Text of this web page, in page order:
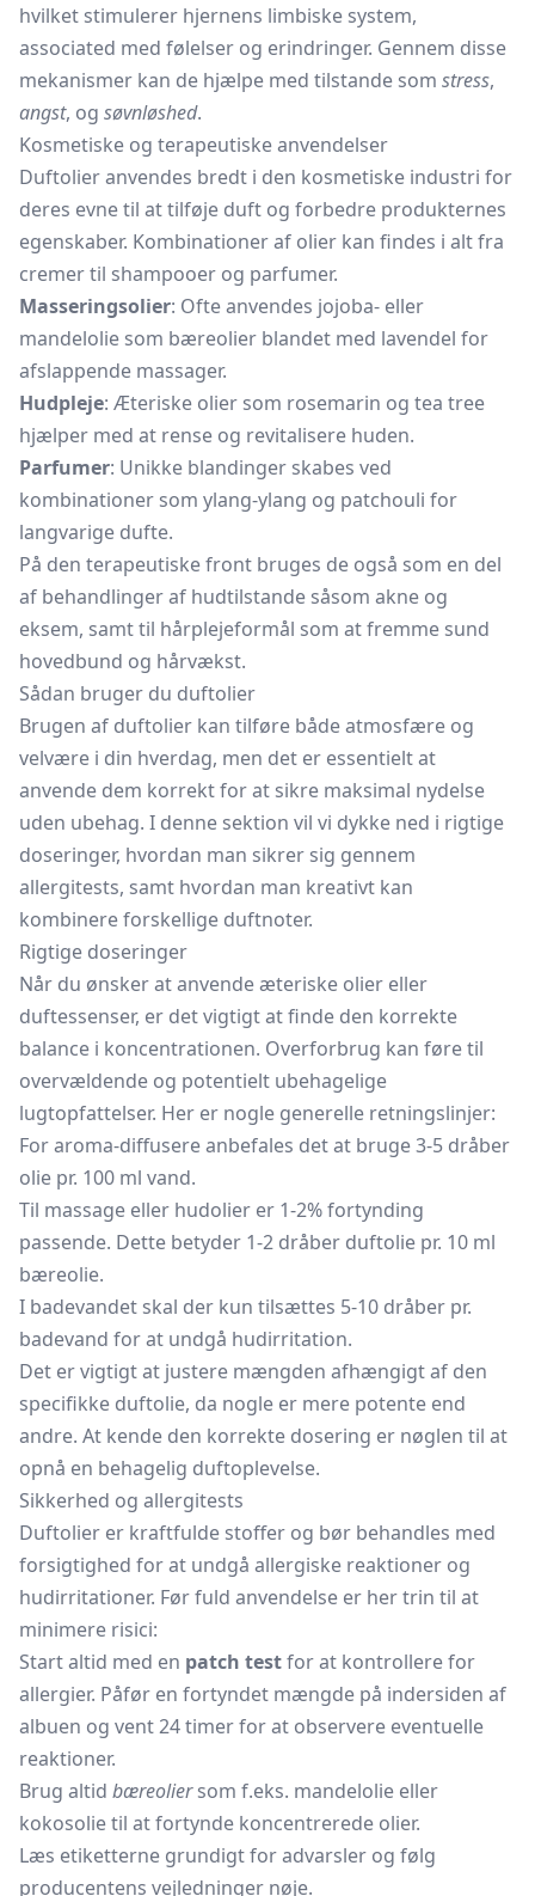
hvilket stimulerer hjernens limbiske system,
associated med følelser og erindringer. Gennem disse
mekanismer kan de hjælpe med tilstande som stress,
angst, og søvnløshed.
Kosmetiske og terapeutiske anvendelser
Duftolier anvendes bredt i den kosmetiske industri for
deres evne til at tilføje duft og forbedre produkternes
egenskaber. Kombinationer af olier kan findes i alt fra
cremer til shampooer og parfumer.
Masseringsolier: Ofte anvendes jojoba- eller
mandelolie som bæreolier blandet med lavendel for
afslappende massager.
Hudpleje: Æteriske olier som rosemarin og tea tree
hjælper med at rense og revitalisere huden.
Parfumer: Unikke blandinger skabes ved
kombinationer som ylang-ylang og patchouli for
langvarige dufte.
På den terapeutiske front bruges de også som en del
af behandlinger af hudtilstande såsom akne og
eksem, samt til hårplejeformål som at fremme sund
hovedbund og hårvækst.
Sådan bruger du duftolier
Brugen af duftolier kan tilføre både atmosfære og
velvære i din hverdag, men det er essentielt at
anvende dem korrekt for at sikre maksimal nydelse
uden ubehag. I denne sektion vil vi dykke ned i rigtige
doseringer, hvordan man sikrer sig gennem
allergitests, samt hvordan man kreativt kan
kombinere forskellige duftnoter.
Rigtige doseringer
Når du ønsker at anvende æteriske olier eller
duftessenser, er det vigtigt at finde den korrekte
balance i koncentrationen. Overforbrug kan føre til
overvældende og potentielt ubehagelige
lugtopfattelser. Her er nogle generelle retningslinjer:
For aroma-diffusere anbefales det at bruge 3-5 dråber
olie pr. 100 ml vand.
Til massage eller hudolier er 1-2% fortynding
passende. Dette betyder 1-2 dråber duftolie pr. 10 ml
bæreolie.
I badevandet skal der kun tilsættes 5-10 dråber pr.
badevand for at undgå hudirritation.
Det er vigtigt at justere mængden afhængigt af den
specifikke duftolie, da nogle er mere potente end
andre. At kende den korrekte dosering er nøglen til at
opnå en behagelig duftoplevelse.
Sikkerhed og allergitests
Duftolier er kraftfulde stoffer og bør behandles med
forsigtighed for at undgå allergiske reaktioner og
hudirritationer. Før fuld anvendelse er her trin til at
minimere risici:
Start altid med en patch testfor at kontrollere for
allergier. Påfør en fortyndet mængde på indersiden af
albuen og vent 24 timer for at observere eventuelle
reaktioner.
Brug altid bæreoliersom f.eks. mandelolie eller
kokosolie til at fortynde koncentrerede olier.
Læs etiketterne grundigt for advarsler og følg
producentens vejledninger nøje.